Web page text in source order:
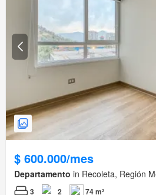
$ 600.000/mes
Departamento in Recoleta, Región
3 2 74 m²